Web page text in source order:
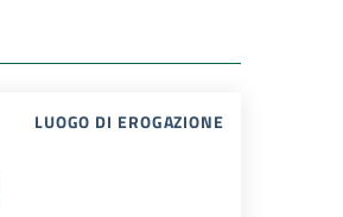
LUOGO DI EROGAZIONE